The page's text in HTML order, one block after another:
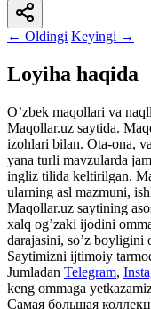
← Oldingi Keyingi →
Loyiha haqida
Oʼzbek maqollari va
Maqollar.uz saytida.
izohlari bilan. Ota-ona,
yana turli mavzularda
ingliz tilida keltirilgan.
ularning asl mazmuni,
Maqollar.uz saytining
xalq ogʼzaki ijodini
darajasini, soʼz boyligini
Saytimizni ijtimoiy
Jumladan Telegram,
keng ommaga
Самая большая